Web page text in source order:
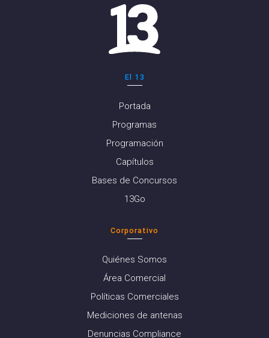
El 13
Portada
Programas
Programación
Capítulos
Bases de Concursos
13Go
Corporativo
Quiénes Somos
Área Comercial
Políticas Comerciales
Mediciones de antenas
Denuncias Compliance